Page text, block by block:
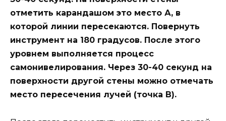
отметить карандашом это место А, в
которой линии пересекаются. Повернуть
инструмент на 180 градусов. После этого
уровнем выполняется процесс
самонивелирования. Через 30-40 секунд на
поверхности другой стены можно отмечать
место пересечения лучей (точка В).